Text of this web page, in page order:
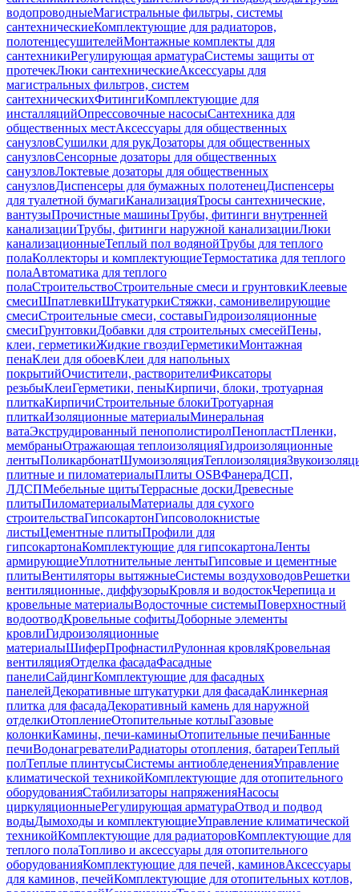
водопроводныеМагистральные фильтры, системы
сантехническиеКомплектующие для радиаторов,
полотенцесушителейМонтажные комплекты для
сантехникиРегулирующая арматураСистемы защиты от
протечекЛюки сантехническиеАксессуары для
магистральных фильтров, систем
сантехническихФитингиКомплектующие для
инсталляцийОпрессовочные насосыСантехника для
общественных местАксессуары для общественных
санузловСушилки для рукДозаторы для общественных
санузловСенсорные дозаторы для общественных
санузловЛоктевые дозаторы для общественных
санузловДиспенсеры для бумажных полотенецДиспенсеры
для туалетной бумагиКанализацияТросы сантехнические,
вантузыПрочистные машиныТрубы, фитинги внутренней
канализацииТрубы, фитинги наружной канализацииЛюки
канализационныеТеплый пол водянойТрубы для теплого
полаКоллекторы и комплектующиеТермостатика для теплого
полаАвтоматика для теплого
полаСтроительствоСтроительные смеси и грунтовкиКлеевые
смесиШпатлевкиШтукатуркиСтяжки, самонивелирующие
смесиСтроительные смеси, составыГидроизоляционные
смесиГрунтовкиДобавки для строительных смесейПены,
клеи, герметикиЖидкие гвоздиГерметикиМонтажная
пенаКлеи для обоевКлеи для напольных
покрытийОчистители, растворителиФиксаторы
резьбыКлеиГерметики, пеныКирпичи, блоки, тротуарная
плиткаКирпичиСтроительные блокиТротуарная
плиткаИзоляционные материалыМинеральная
ватаЭкструдированный пенополистиролПенопластПленки,
мембраныОтражающая теплоизоляцияГидроизоляционные
лентыПоликарбонатШумоизоляцияТеплоизоляция
плитные и пиломатериалыПлиты OSBФанераДСП,
ЛДСПМебельные щитыТеррасные доскиДревесные
плитыПиломатериалыМатериалы для сухого
строительстваГипсокартонГипсоволокнистые
листыЦементные плитыПрофили для
гипсокартонаКомплектующие для гипсокартонаЛенты
армирующиеУплотнительные лентыГипсовые и цементные
плитыВентиляторы вытяжныеСистемы воздуховодовРешетки
вентиляционные, диффузорыКровля и водостокЧерепица и
кровельные материалыВодосточные системыПоверхностный
водоотводКровельные софитыДоборные элементы
кровлиГидроизоляционные
материалыШиферПрофнастилРулонная кровляКровельная
вентиляцияОтделка фасадаФасадные
панелиСайдингКомплектующие для фасадных
панелейДекоративные штукатурки для фасадаКлинкерная
плитка для фасадаДекоративный камень для наружной
отделкиОтоплениеОтопительные котлыГазовые
колонкиКамины, печи-каминыОтопительные печиБанные
печиВодонагревателиРадиаторы отопления, батареиТеплый
полТеплые плинтусыСистемы антиобледененияУправление
климатической техникойКомплектующие для отопительного
оборудованияСтабилизаторы напряженияНасосы
циркуляционныеРегулирующая арматураОтвод и подвод
водыДымоходы и комплектующиеУправление климатической
техникойКомплектующие для радиаторовКомплектующие для
теплого полаТопливо и аксессуары для отопительного
оборудованияКомплектующие для печей, каминовАксессуары
для каминов, печейКомплектующие для отопительных котлов,